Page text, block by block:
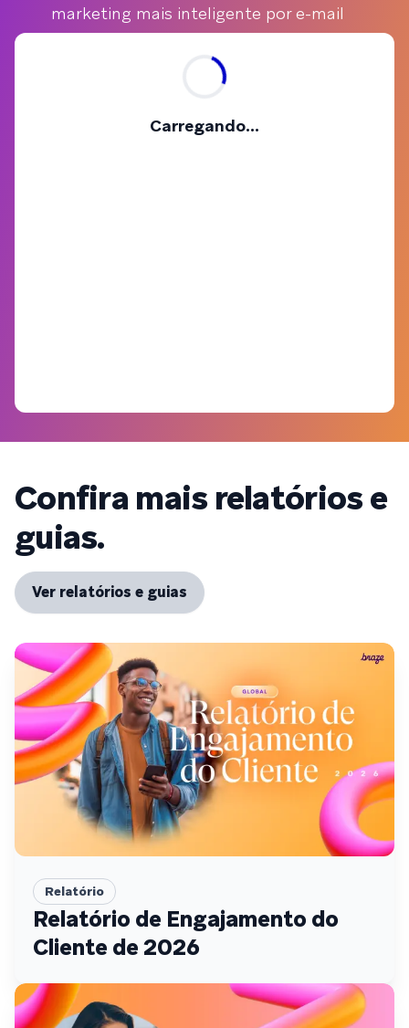
marketing mais inteligente por e-mail
Carregando...
Confira mais relatórios e
guias.
Ver relatórios e guias
Relatório
Relatório de Engajamento do
Cliente de 2026